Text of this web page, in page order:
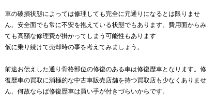
車の破損状態によっては修理しても完全に元通りになるとは限りませ
ん。安全面でも常に不安を抱えている状態でもあります。費用面からみ
ても高額な修理費が掛かってしまう可能性もあります
仮に乗り続けて売却時の事を考えてみましょう。
前途お伝えした通り骨格部位の修復のある車は修復歴車となります。修
復歴車の買取に消極的な中古車販売店舗を持つ買取店も少なくありませ
ん。何故ならば修復歴車は買い手が付きづらいからです。